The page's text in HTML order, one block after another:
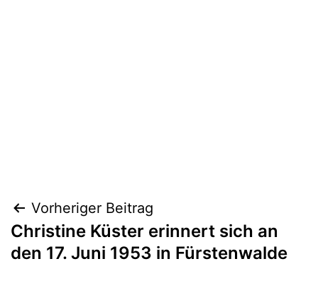
Beitragsnavigation
Vorheriger Beitrag
Christine Küster erinnert sich an
den 17. Juni 1953 in Fürstenwalde